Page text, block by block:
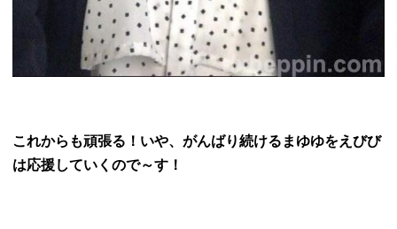
これからも頑張る！いや、がんばり続けるまゆゆをえびび
は応援していくので～す！